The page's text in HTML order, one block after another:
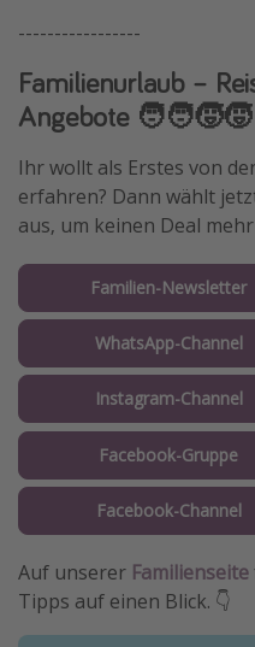
-----------------
Familienurlaub –
Angebote 🧑‍🧑‍🧒‍🧒
Ihr wollt als Erstes von
erfahren? Dann wählt
aus, um keinen Deal
Familien-Newsletter
WhatsApp-Channel
Instagram-Channel
Facebook-Gruppe
Facebook-Channel
Auf unserer Familienseite
Tipps auf einen Blick. 👇